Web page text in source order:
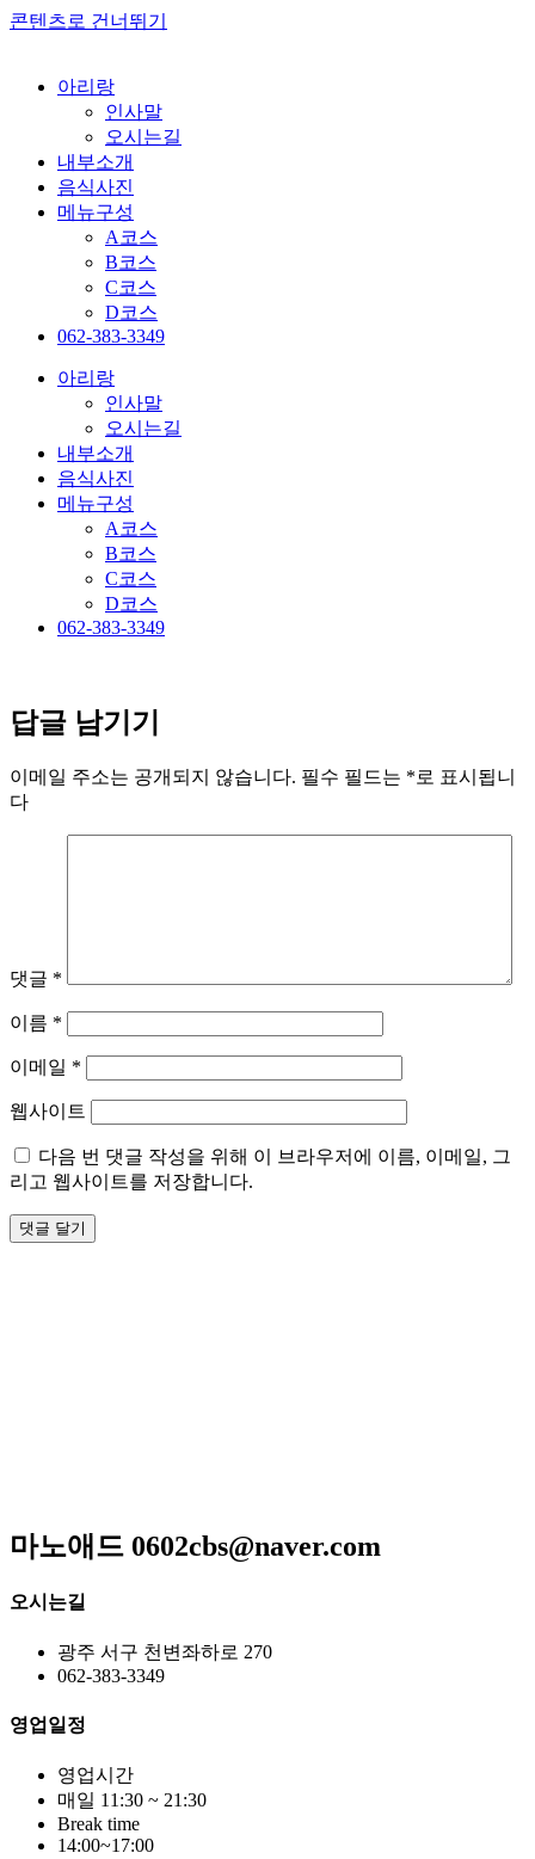
콘텐츠로 건너뛰기
아리랑
인사말
오시는길
내부소개
음식사진
메뉴구성
A코스
B코스
C코스
D코스
062-383-3349
아리랑
인사말
오시는길
내부소개
음식사진
메뉴구성
A코스
B코스
C코스
D코스
062-383-3349
답글 남기기
이메일 주소는 공개되지 않습니다. 필수 필드는 *로 표시됩니
다
댓글 *
이름 *
이메일 *
웹사이트
다음 번 댓글 작성을 위해 이 브라우저에 이름, 이메일, 그
리고 웹사이트를 저장합니다.
마노애드 0602cbs@naver.com
오시는길
광주 서구 천변좌하로 270
062-383-3349
영업일정
영업시간
매일 11:30 ~ 21:30
Break time
14:00~17:00